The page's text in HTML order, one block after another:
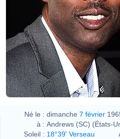
Né le : dimanche 7 février
à : Andrews (SC) (États-
Soleil : 18°39' Verseau